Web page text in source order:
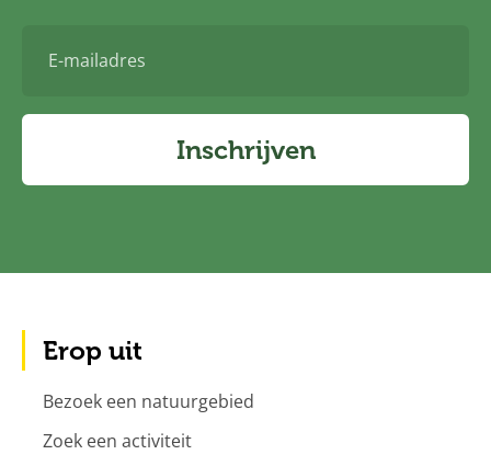
mailadres
Inschrijven
Erop uit
Bezoek een natuurgebied
Zoek een activiteit